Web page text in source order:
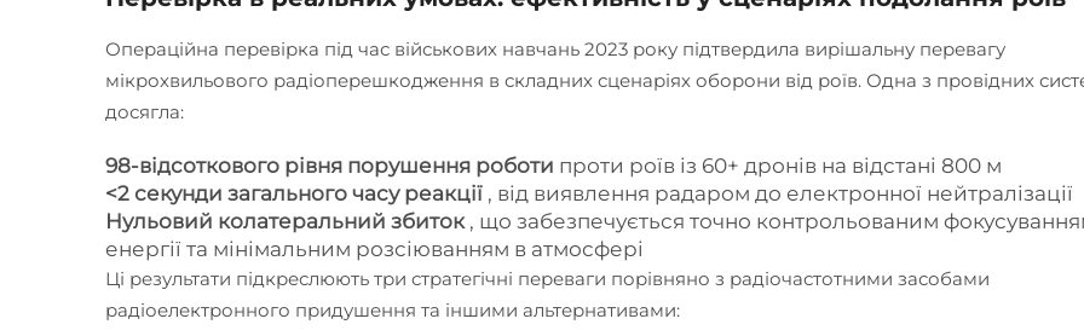
Операційна перевірка під час військових навчань 2023 року підтвердила вирішальну перевагу
мікрохвильового радіоперешкодження в складних сценаріях оборони від роїв. Одна з провідних
досягла:
98-відсоткового рівня порушення роботи проти роїв із 60+ дронів на відстані 800 м
<2 секунди загального часу реакції , від виявлення радаром до електронної нейтралізації
Нульовий колатеральний збиток , що забезпечується точно контрольованим
енергії та мінімальним розсіюванням в атмосфері
Ці результати підкреслюють три стратегічні переваги порівняно з радіочастотними засобами
радіоелектронного придушення та іншими альтернативами: